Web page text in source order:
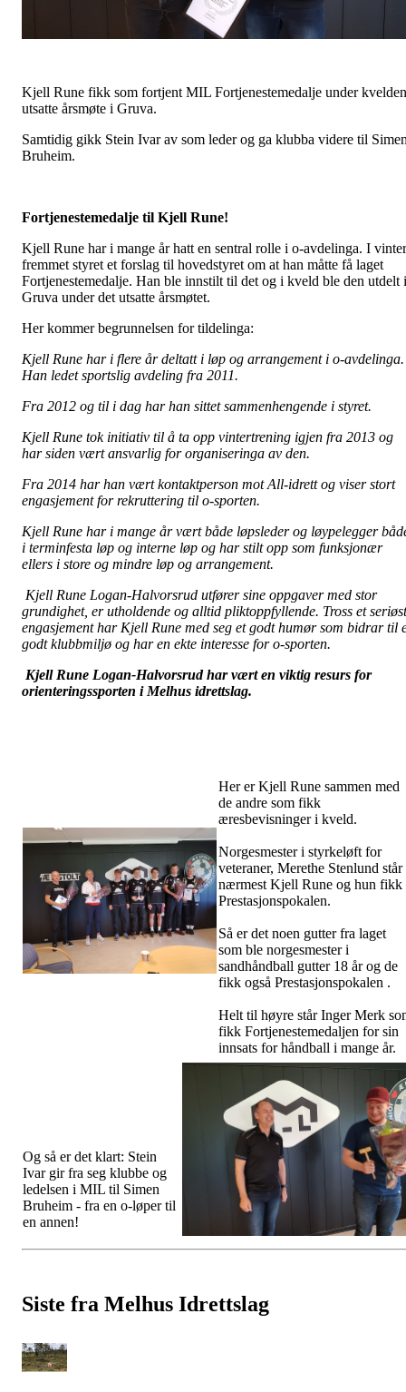
Kjell Rune fikk som fortjent MIL Fortjenestemedalje under
utsatte årsmøte i Gruva.
Samtidig gikk Stein Ivar av som leder og ga klubba videre til
Bruheim.
Fortjenestemedalje til Kjell Rune!
Kjell Rune har i mange år hatt en sentral rolle i o-avdelinga. I vinter
fremmet styret et forslag til hovedstyret om at han måtte få laget
Fortjenestemedalje. Han ble innstilt til det og i kveld ble den utdelt i
Gruva under det utsatte årsmøtet.
Her kommer begrunnelsen for tildelinga:
Kjell Rune har i flere år deltatt i løp og arrangement i o-avdelinga.
Han ledet sportslig avdeling fra 2011.
Fra 2012 og til i dag har han sittet sammenhengende i styret.
Kjell Rune tok initiativ til å ta opp vintertrening igjen fra 2013 og
har siden vært ansvarlig for organiseringa av den.
Fra 2014 har han vært kontaktperson mot All-idrett og viser stort
engasjement for rekruttering til o-sporten.
Kjell Rune har i mange år vært både løpsleder og løypelegger
i terminfesta løp og interne løp og har stilt opp som funksjonær
ellers i store og mindre løp og arrangement.
Kjell Rune Logan-Halvorsrud utfører sine oppgaver med stor
grundighet, er utholdende og alltid pliktoppfyllende. Tross et seriøst
engasjement har Kjell Rune med seg et godt humør som bidrar til
godt klubbmiljø og har en ekte interesse for o-sporten.
Kjell Rune Logan-Halvorsrud har vært en viktig resurs for
orienteringssporten i Melhus idrettslag.
Her er Kjell Rune sammen med
de andre som fikk
æresbevisninger i kveld.
Norgesmester i styrkeløft for
veteraner, Merethe Stenlund står
nærmest Kjell Rune og hun fikk
Prestasjonspokalen.
Så er det noen gutter fra laget
som ble norgesmester i
sandhåndball gutter 18 år og de
fikk også Prestasjonspokalen .
Helt til høyre står Inger Merk
fikk Fortjenestemedaljen for sin
innsats for håndball i mange år.
Og så er det klart: Stein
Ivar gir fra seg klubbe og
ledelsen i MIL til Simen
Bruheim - fra en o-løper til
en annen!
Siste fra Melhus Idrettslag